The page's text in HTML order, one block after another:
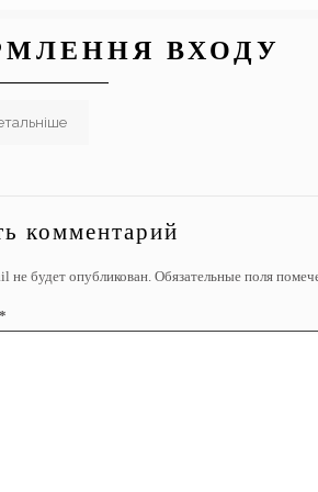
ВХОДУ
комментарий
не будет опубликован. Обязательные поля
*